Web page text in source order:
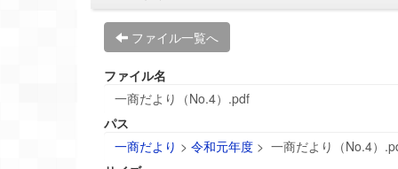
ファイル一覧へ
ファイル名
一商だより（No.4）.pdf
パス
一商だより > 令和元年度 > 一商だより（No.4）